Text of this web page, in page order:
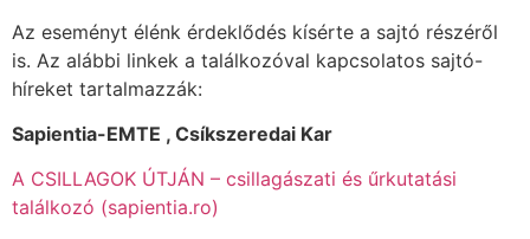
Az eseményt élénk érdeklődés kísérte a sajtó részéről
is. Az alábbi linkek a találkozóval kapcsolatos sajtó-
híreket tartalmazzák:
Sapientia-EMTE , Csíkszeredai Kar
A CSILLAGOK ÚTJÁN – csillagászati és űrkutatási
találkozó (sapientia.ro)